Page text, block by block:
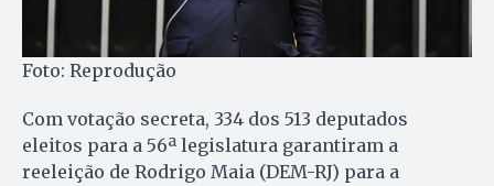
Foto: Reprodução
Com votação secreta, 334 dos 513 deputados
eleitos para a 56ª legislatura garantiram a
reeleição de Rodrigo Maia (DEM-RJ) para a